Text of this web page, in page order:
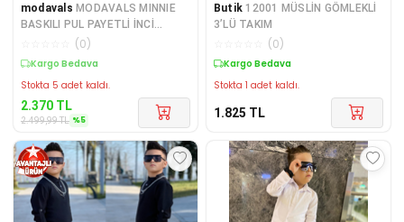
modavals MODAVALS MINNIE
BASKILI PUL PAYETLİ İNCİ
DETAYLI ŞORTLU TAKIM
(0)
Kargo Bedava
Stokta 5 adet kaldı.
2.370 TL
2.499,99TL %5
Butik 12001 MÜSLİN GÖMLEKLİ
3’LÜ TAKIM
(0)
Kargo Bedava
Stokta 1 adet kaldı.
1.825 TL